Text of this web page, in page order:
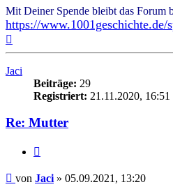
Mit Deiner Spende bleibt das Forum
https://www.1001geschichte.de/
Jaci
Beiträge: 29
Registriert: 21.11.2020, 16:51
Re: Mutter
Beitrag
von Jaci » 05.09.2021, 13:20